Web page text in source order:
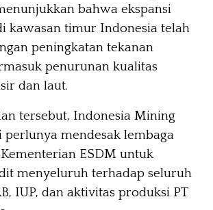
bahwa ekspansi
kawasan timur Indonesia telah
peningkatan tekanan
penurunan kualitas
dan laut.
tersebut, Indonesia Mining
mendesak lembaga
ESDM untuk
menyeluruh terhadap seluruh
IUP, dan aktivitas produksi PT